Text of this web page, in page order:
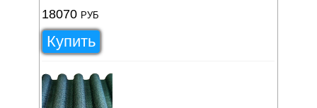
18070 РУБ
Купить